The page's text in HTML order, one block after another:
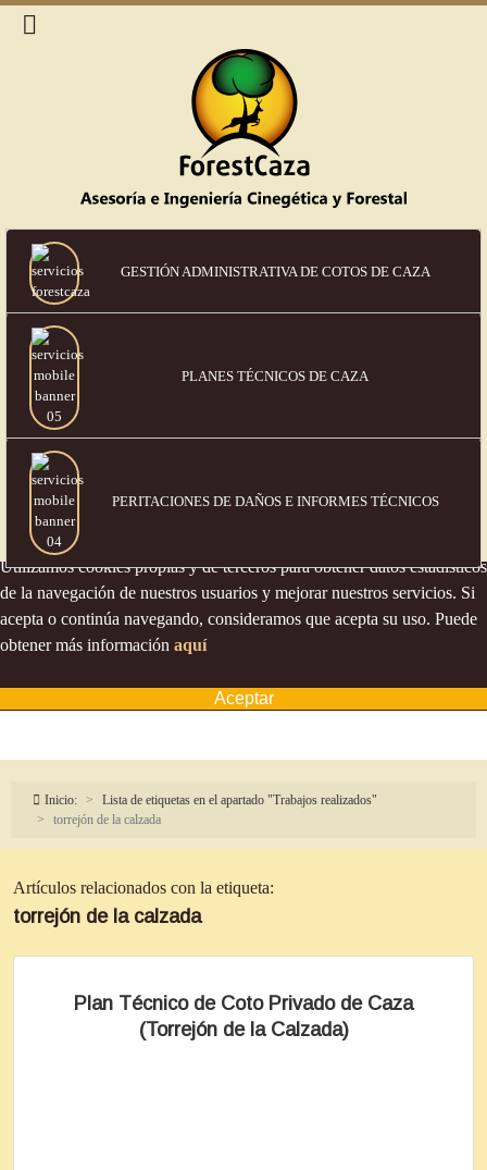
GESTIÓN ADMINISTRATIVA DE COTOS DE CAZA
PLANES TÉCNICOS DE CAZA
PERITACIONES DE DAÑOS E INFORMES TÉCNICOS
Política de cookies
Utilizamos cookies propias y de terceros para obtener datos estadísticos
de la navegación de nuestros usuarios y mejorar nuestros servicios. Si
acepta o continúa navegando, consideramos que acepta su uso. Puede
obtener más información aquí
Aceptar
Inicio:
Lista de etiquetas en el apartado "Trabajos realizados"
torrejón de la calzada
Artículos relacionados con la etiqueta:
torrejón de la calzada
Plan Técnico de Coto Privado de Caza
(Torrejón de la Calzada)